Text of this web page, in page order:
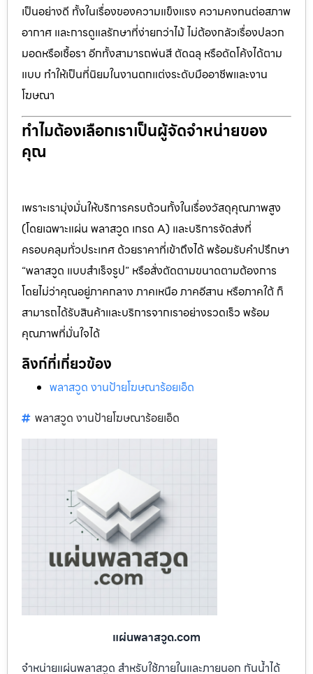
เป็นอย่างดี ทั้งในเรื่องของความแข็งแรง ความคงทนต่อสภาพ
อากาศ และการดูแลรักษาที่ง่ายกว่าไม้ ไม่ต้องกลัวเรื่องปลวก
มอดหรือเชื้อรา อีกทั้งสามารถพ่นสี ตัดฉลุ หรือดัดโค้งได้ตาม
แบบ ทำให้เป็นที่นิยมในงานตกแต่งระดับมืออาชีพและงาน
โฆษณา
ทำไมต้องเลือกเราเป็นผู้จัดจำหน่ายของ
คุณ
เพราะเรามุ่งมั่นให้บริการครบถ้วนทั้งในเรื่องวัสดุคุณภาพสูง
(โดยเฉพาะแผ่น พลาสวูด เกรด A) และบริการจัดส่งที่
ครอบคลุมทั่วประเทศ ด้วยราคาที่เข้าถึงได้ พร้อมรับคำปรึกษา
“พลาสวูด แบบสำเร็จรูป” หรือสั่งตัดตามขนาดตามต้องการ
โดยไม่ว่าคุณอยู่ภาคกลาง ภาคเหนือ ภาคอีสาน หรือภาคใต้ ก็
สามารถได้รับสินค้าและบริการจากเราอย่างรวดเร็ว พร้อม
คุณภาพที่มั่นใจได้
ลิงก์ที่เกี่ยวข้อง
พลาสวูด งานป้ายโฆษณาร้อยเอ็ด
พลาสวูด งานป้ายโฆษณาร้อยเอ็ด
แผ่นพลาสวูด.com
จำหน่ายแผ่นพลาสวูด สำหรับใช้ภายในและภายนอก กันน้ำได้